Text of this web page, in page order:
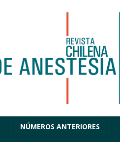
NÚMEROS ANTERIORES